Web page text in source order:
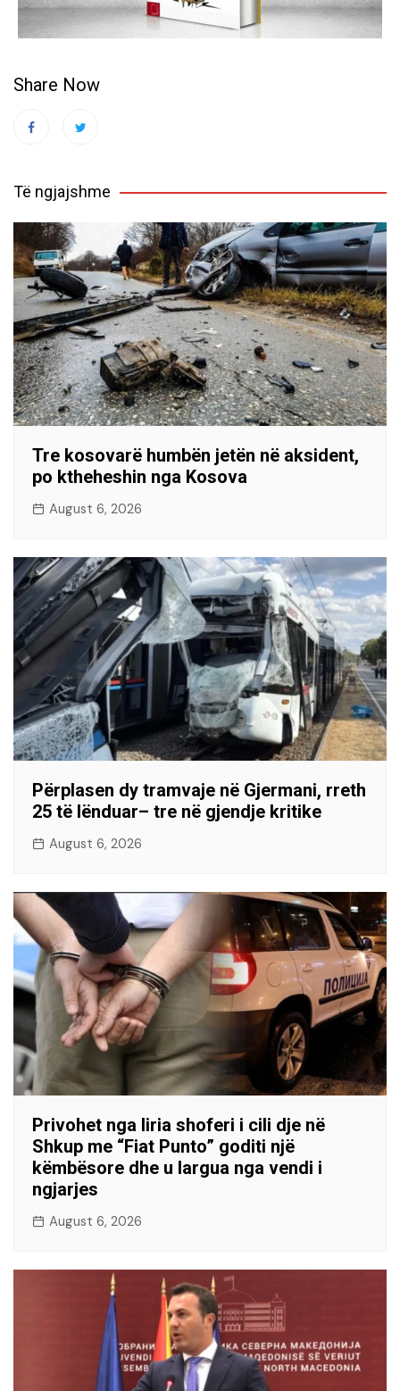
Share Now
Të ngjajshme
Tre kosovarë humbën jetën në aksident,
po ktheheshin nga Kosova
August 6, 2026
Përplasen dy tramvaje në Gjermani, rreth
25 të lënduar– tre në gjendje kritike
August 6, 2026
Privohet nga liria shoferi i cili dje në
Shkup me “Fiat Punto” goditi një
këmbësore dhe u largua nga vendi i
ngjarjes
August 6, 2026